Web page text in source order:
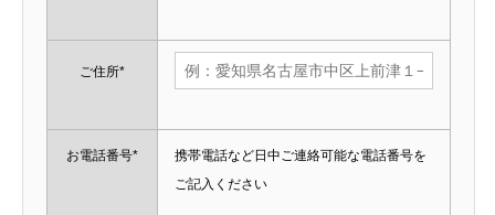
ご住所*
お電話番号*
携帯電話など日中ご連絡可能な電話番号を
ご記入ください